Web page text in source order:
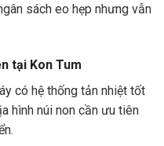
sách eo hẹp nhưng vẫn
tại Kon Tum
có hệ thống tản nhiệt tốt
hình núi non cần ưu tiên